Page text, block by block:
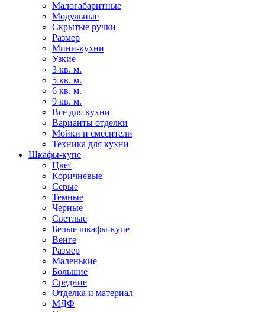
Малогабаритные
Модульные
Скрытые ручки
Размер
Мини-кухни
Узкие
3 кв. м.
5 кв. м.
6 кв. м.
9 кв. м.
Все для кухни
Варианты отделки
Мойки и смесители
Техника для кухни
Шкафы-купе
Цвет
Коричневые
Серые
Темные
Черные
Светлые
Белые шкафы-купе
Венге
Размер
Маленькие
Большие
Средние
Отделка и материал
МДФ